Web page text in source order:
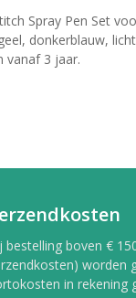
Spray Pen Set
donkerblauw,
vanaf 3 jaar.
bestelling boven €
worden
in rekening